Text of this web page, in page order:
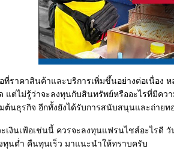
ที่ราคาสินค้าและบริการเพิ่มขึ้นอย่างต่อเนื่อง
แต่ไม่รู้ว่าจะลงทุนกับสินทรัพย์หรืออะไรที่มีคว
ต้นธุรกิจ อีกทั้งยังได้รับการสนับสนุนและถ่าย
ะเงินเฟ้อเช่นนี้ ควรจะลงทุนแฟรนไชส์อะไรดี
ทุนต่ำ คืนทุนเร็ว มาแนะนำให้ทราบครับ